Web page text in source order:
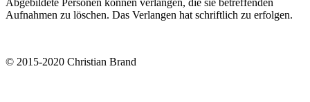
Aufnahmen zu löschen. Das Verlangen hat schriftlich zu erfolgen.
© 2015-2020 Christian Brand